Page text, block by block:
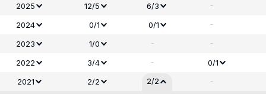
2025
12/5 6/3 -
2024 0/1 0/1 -
2023 1/0 - -
2022 3/4 -
0/1
2021
2/2 2/2 -